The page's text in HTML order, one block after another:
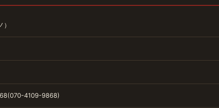
4109-9868)